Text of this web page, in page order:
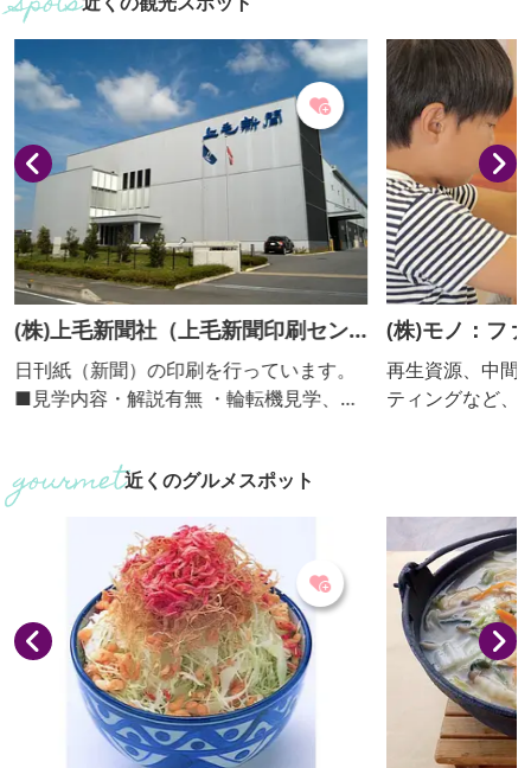
(株)上毛新聞社（上毛新聞印刷セン
ター）
日刊紙（新聞）の印刷を行っています。
■見学内容・解説有無 ・輪転機見学、解
人。群馬県内の団体・グループに限
る。）
(株)モノ：フ
再生資源、中間
ティングなど、
誇る中間処理施
例目の「体験
います。 ■見学内容・解説有無 ・「体験
の機会の場」
サイクル率約
約1時間で御案
近くのグルメスポット